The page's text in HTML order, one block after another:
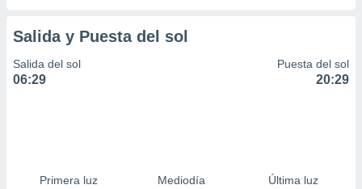
Salida y Puesta del sol
Salida del sol
06:29
Puesta del sol
20:29
Primera luz
Mediodía
Última luz